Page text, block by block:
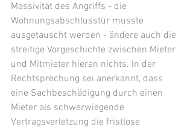
Massivität des Angriffs - die
Wohnungsabschlusstür musste
ausgetauscht werden - ändere auch die
streitige Vorgeschichte zwischen Mieter
und Mitmieter hieran nichts. In der
Rechtsprechung sei anerkannt, dass
eine Sachbeschädigung durch einen
Mieter als schwerwiegende
Vertragsverletzung die fristlose